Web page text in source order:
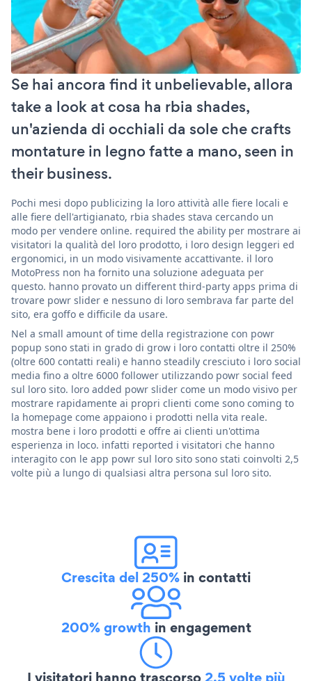
Se hai ancora find it unbelievable, allora
take a look at cosa ha rbia shades,
un'azienda di occhiali da sole che crafts
montature in legno fatte a mano, seen in
their business.
Pochi mesi dopo publicizing la loro attività alle fiere locali e
alle fiere dell'artigianato, rbia shades stava cercando un
modo per vendere online. required the ability per mostrare ai
visitatori la qualità del loro prodotto, i loro design leggeri ed
ergonomici, in un modo visivamente accattivante. il loro
MotoPress non ha fornito una soluzione adeguata per
questo. hanno provato un different third-party apps prima di
trovare powr slider e nessuno di loro sembrava far parte del
sito, era goffo e difficile da usare.
Nel a small amount of time della registrazione con powr
popup sono stati in grado di grow i loro contatti oltre il 250%
(oltre 600 contatti reali) e hanno steadily cresciuto i loro social
media fino a oltre 6000 follower utilizzando powr social feed
sul loro sito. loro added powr slider come un modo visivo per
mostrare rapidamente ai propri clienti come sono coming to
la homepage come appaiono i prodotti nella vita reale.
mostra bene i loro prodotti e offre ai clienti un'ottima
esperienza in loco. infatti reported i visitatori che hanno
interagito con le app powr sul loro sito sono stati coinvolti 2,5
volte più a lungo di qualsiasi altra persona sul loro sito.
Crescita del 250% in contatti
200% growth in engagement